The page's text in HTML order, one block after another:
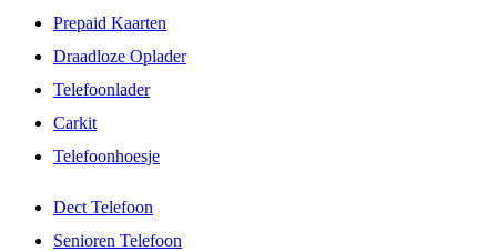
Prepaid Kaarten
Draadloze Oplader
Telefoonlader
Carkit
Telefoonhoesje
Dect Telefoon
Senioren Telefoon